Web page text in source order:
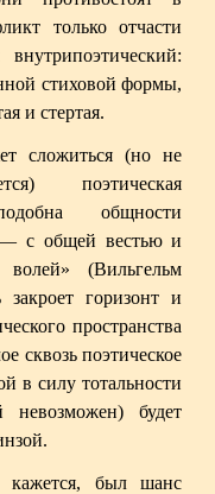
только отчасти
стиховой формы,
и стертая.
(но не
поэтическая
общности
— с общей вестью и
волей» (Вильгельм
горизонт и
пространства
сквозь поэтическое
в силу тотальности
невозможен) будет
был шанс